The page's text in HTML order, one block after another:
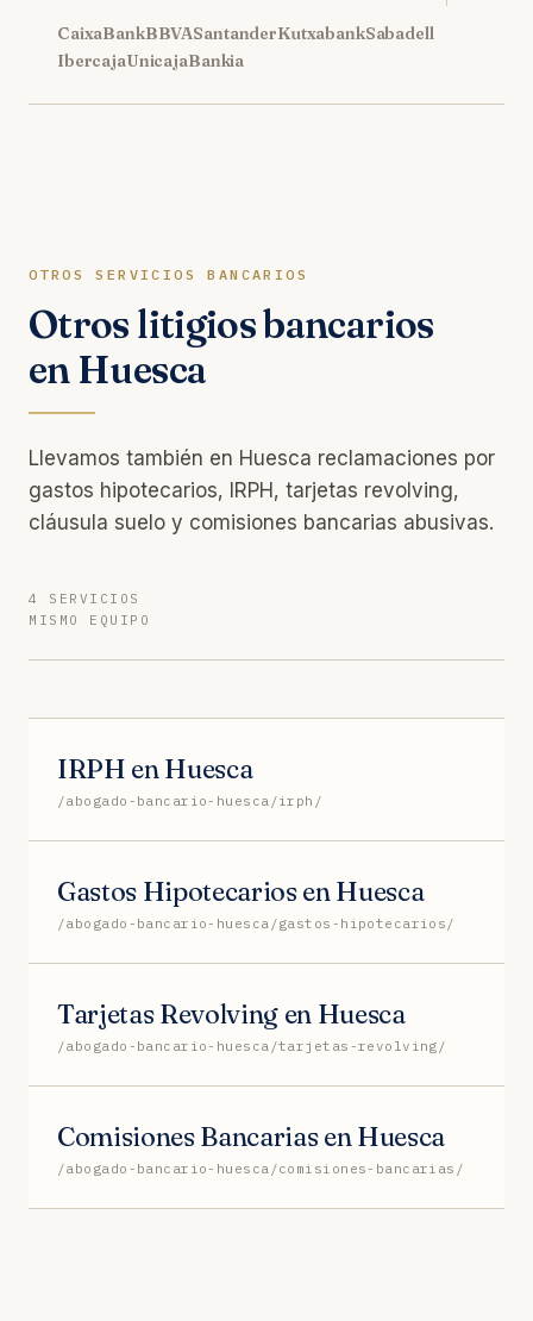
CaixaBankBBVASantanderKutxabankSabadell
IbercajaUnicajaBankia
OTROS SERVICIOS BANCARIOS
Otros litigios bancarios
en Huesca
Llevamos también en Huesca reclamaciones por
gastos hipotecarios, IRPH, tarjetas revolving,
cláusula suelo y comisiones bancarias abusivas.
4 SERVICIOS
MISMO EQUIPO
IRPH en Huesca
/abogado-bancario-huesca/irph/
Gastos Hipotecarios en Huesca
/abogado-bancario-huesca/gastos-hipotecarios/
Tarjetas Revolving en Huesca
/abogado-bancario-huesca/tarjetas-revolving/
Comisiones Bancarias en Huesca
/abogado-bancario-huesca/comisiones-bancarias/